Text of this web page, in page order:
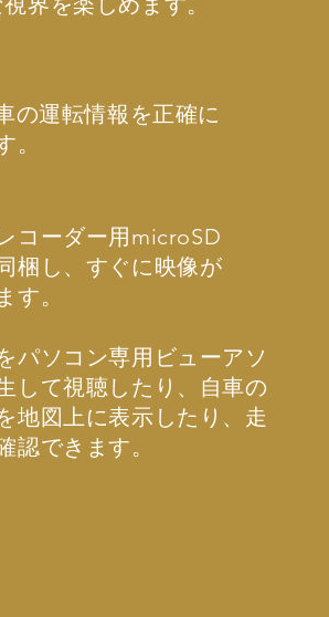
の運転情報を正確に
。
コーダー用microSD
梱し、すぐに映像が
す。
パソコン専用ビューアソ
して視聴したり、自車の
地図上に表示したり、走
認できます。